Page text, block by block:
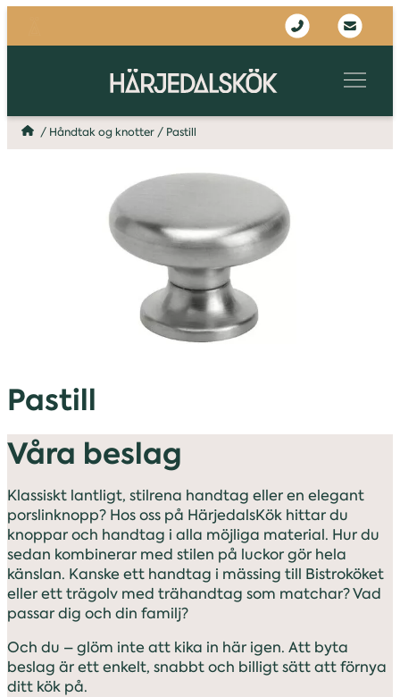
/ Håndtak og knotter / Pastill
Pastill
Våra beslag
Klassiskt lantligt, stilrena handtag eller en elegant
porslinknopp? Hos oss på HärjedalsKök hittar du
knoppar och handtag i alla möjliga material. Hur du
sedan kombinerar med stilen på luckor gör hela
känslan. Kanske ett handtag i mässing till Bistroköket
eller ett trägolv med trähandtag som matchar? Vad
passar dig och din familj?
Och du – glöm inte att kika in här igen. Att byta
beslag är ett enkelt, snabbt och billigt sätt att förnya
ditt kök på.